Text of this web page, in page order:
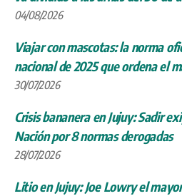
04/08/2026
Viajar con mascotas: la norma
nacional de 2025 que ordena el
30/07/2026
Crisis bananera en Jujuy: Sadir
Nación por 8 normas derogadas
28/07/2026
Litio en Jujuy: Joe Lowry el